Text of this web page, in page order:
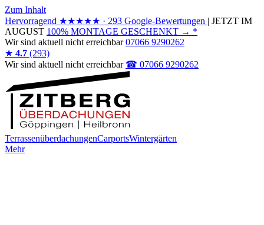
Zum Inhalt
Hervorragend ★★★★★ · 293 Google-Bewertungen | JETZT IM
AUGUST 100% MONTAGE GESCHENKT → *
Wir sind aktuell nicht erreichbar 07066 9290262
★ 4.7 (293)
Wir sind aktuell nicht erreichbar ☎ 07066 9290262
TerrassenüberdachungenCarportsWintergärten
Mehr